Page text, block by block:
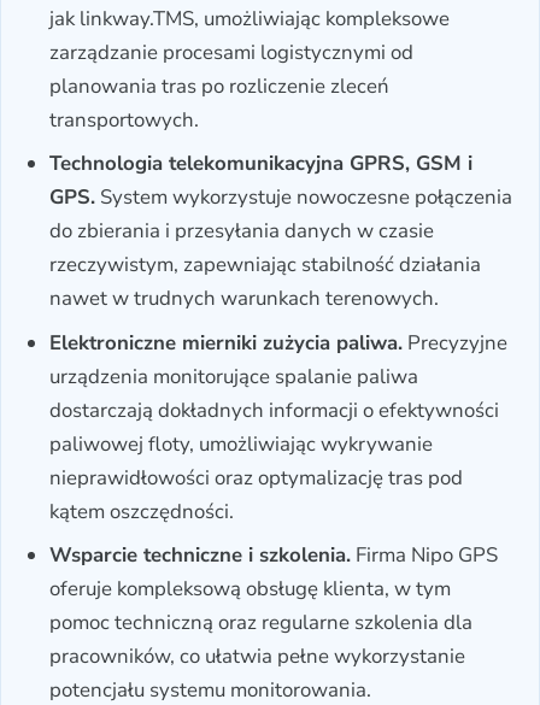
jak linkway.TMS, umożliwiając kompleksowe
zarządzanie procesami logistycznymi od
planowania tras po rozliczenie zleceń
transportowych.
Technologia telekomunikacyjna GPRS, GSM i
GPS. System wykorzystuje nowoczesne połączenia
do zbierania i przesyłania danych w czasie
rzeczywistym, zapewniając stabilność działania
nawet w trudnych warunkach terenowych.
Elektroniczne mierniki zużycia paliwa. Precyzyjne
urządzenia monitorujące spalanie paliwa
dostarczają dokładnych informacji o efektywności
paliwowej floty, umożliwiając wykrywanie
nieprawidłowości oraz optymalizację tras pod
kątem oszczędności.
Wsparcie techniczne i szkolenia. Firma Nipo GPS
oferuje kompleksową obsługę klienta, w tym
pomoc techniczną oraz regularne szkolenia dla
pracowników, co ułatwia pełne wykorzystanie
potencjału systemu monitorowania.